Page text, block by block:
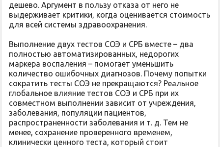
дешево. Аргумент в пользу отказа от него не
выдерживает критики, когда оценивается стоимость
для всей системы здравоохранения.
Выполнение двух тестов СОЭ и СРБ вместе – два
полностью автоматизированных, недорогих
маркера воспаления – помогает уменьшить
количество ошибочных диагнозов. Почему попытки
сократить тесты СОЭ не прекращаются? Реальное
глобальное влияние тестов СОЭ и СРБ при их
совместном выполнении зависит от учреждения,
заболевания, популяции пациентов,
распространенности заболевания и т. д. Тем не
менее, сохранение проверенного временем,
клинически ценного теста, который стоит